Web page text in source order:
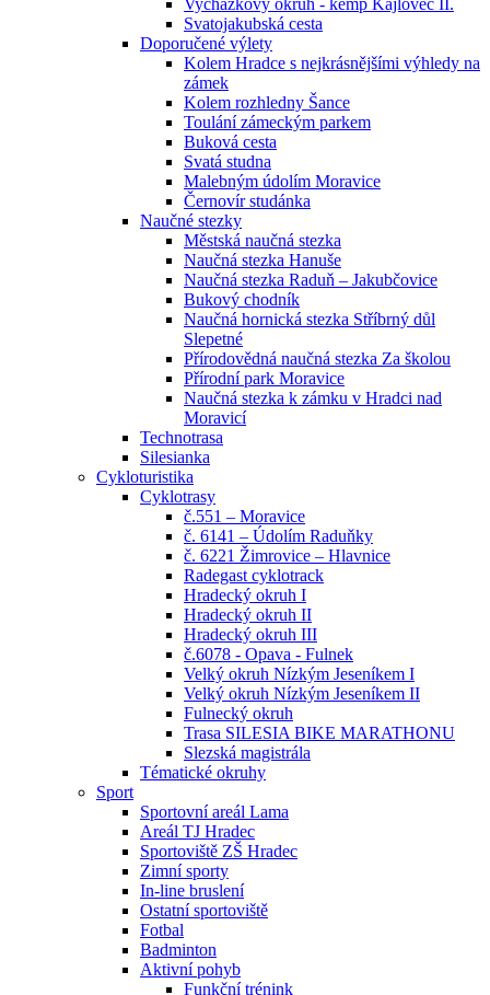
Vycházkový okruh - kemp Kajlovec II.
Svatojakubská cesta
Doporučené výlety
Kolem Hradce s nejkrásnějšími výhledy na
zámek
Kolem rozhledny Šance
Toulání zámeckým parkem
Buková cesta
Svatá studna
Malebným údolím Moravice
Černovír studánka
Naučné stezky
Městská naučná stezka
Naučná stezka Hanuše
Naučná stezka Raduň – Jakubčovice
Bukový chodník
Naučná hornická stezka Stříbrný důl
Slepetné
Přírodovědná naučná stezka Za školou
Přírodní park Moravice
Naučná stezka k zámku v Hradci nad
Moravicí
Technotrasa
Silesianka
Cykloturistika
Cyklotrasy
č.551 – Moravice
č. 6141 – Údolím Raduňky
č. 6221 Žimrovice – Hlavnice
Radegast cyklotrack
Hradecký okruh I
Hradecký okruh II
Hradecký okruh III
č.6078 - Opava - Fulnek
Velký okruh Nízkým Jeseníkem I
Velký okruh Nízkým Jeseníkem II
Fulnecký okruh
Trasa SILESIA BIKE MARATHONU
Slezská magistrála
Tématické okruhy
Sport
Sportovní areál Lama
Areál TJ Hradec
Sportoviště ZŠ Hradec
Zimní sporty
In-line bruslení
Ostatní sportoviště
Fotbal
Badminton
Aktivní pohyb
Funkční trénink